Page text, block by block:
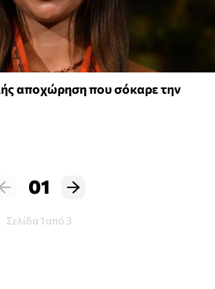
αποχώρηση που σόκαρε την
01
Σελίδα 1 από 3